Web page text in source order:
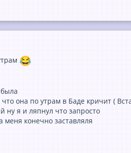
она по утрам в Баде кричит (
ну я и ляпнул что запросто
меня конечно заставляля